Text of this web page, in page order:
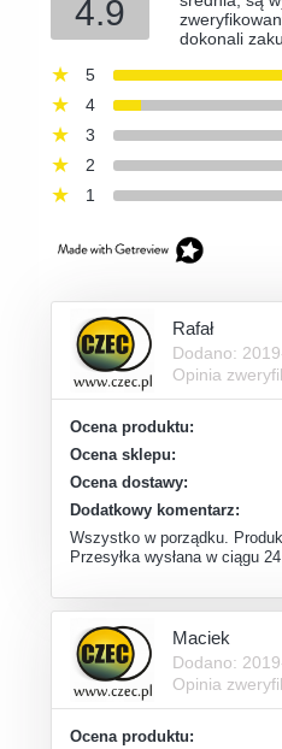
4.9
dokonali
5
4
3
2
1
Rafał
Dodano:
Opinia
Ocena produktu:
Ocena sklepu:
Ocena dostawy:
Dodatkowy komentarz:
Wszystko w porządku.
Przesyłka wysłana w ciągu
Maciek
Dodano:
Opinia
Ocena produktu: